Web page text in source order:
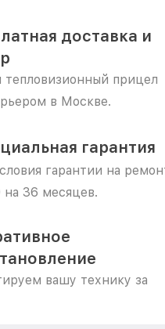
доставка и
прицел
в Москве.
гарантия
гарантии на
на 36 месяцев.
вашу технику за